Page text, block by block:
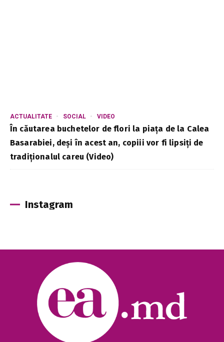
ACTUALITATE SOCIAL VIDEO
În căutarea buchetelor de flori la piața de la Calea
Basarabiei, deși în acest an, copiii vor fi lipsiți de
tradiționalul careu (Video)
Instagram